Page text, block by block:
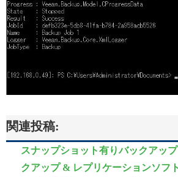
関連投稿:
スナップショット有りバックアッ
クアップ & レプリケーションソフト